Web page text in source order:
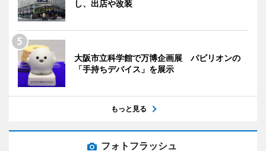
し、出店や改装
大阪市立科学館で万博企画展 パビリオンの
「手持ちデバイス」を展示
もっと見る
フォトフラッシュ